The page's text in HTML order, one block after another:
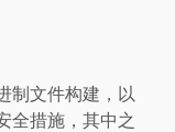
制文件构建，以
全措施，其中之